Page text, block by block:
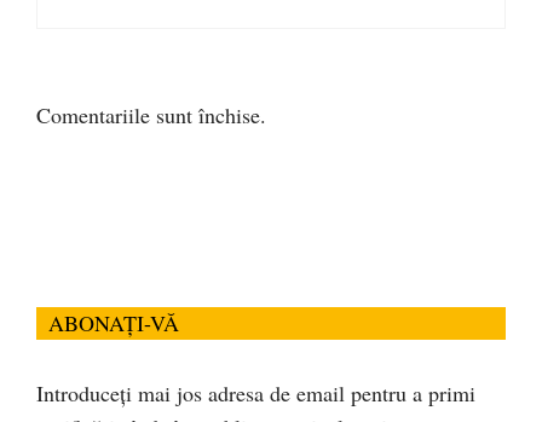
Comentariile sunt închise.
ABONAȚI-VĂ
Introduceți mai jos adresa de email pentru a primi